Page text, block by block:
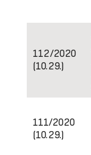
112/2020
(10.29.)
111/2020
(10.29.)